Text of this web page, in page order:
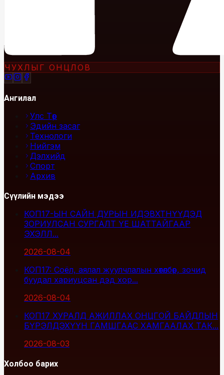
ЧУХЛЫГ ОНЦЛОВ
Ангилал
Улс Төр
Эдийн засаг
Технологи
Нийгэм
Дэлхийд
Спорт
Архив
Сүүлийн мэдээ
КОП17-ЫН САЙН ДУРЫН ИДЭВХТНҮҮДЭД
ЗОРИУЛСАН СУРГАЛТ ҮЕ ШАТТАЙГААР
ЭХЭЛЛ...
2026-08-04
КОП17: Соёл, аялал жуулчлалын хөтөлбөр, зочид
буудал хариуцсан дэд хор...
2026-08-04
КОП17 ХУРАЛД АЖИЛЛАХ ОНЦГОЙ БАЙДЛЫН
БҮРЭЛДЭХҮҮН ГАМШГААС ХАМГААЛАХ ТАК...
2026-08-03
Холбоо барих